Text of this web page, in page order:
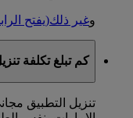
وغير ذلك(يفتح
كم تبلغ تكلفة
تنزيل التطبيق